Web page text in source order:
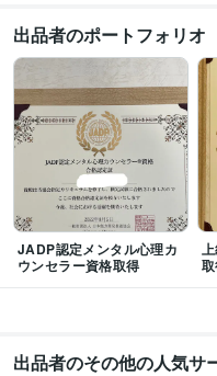
年
JADP認定メンタル心理カウンセ
上級心理カウンセラー 取得年 :
得意分野
占い ルノルマンカード、タロ
結婚 仕事 浮気
出品者のポートフォリオ
JADP認定メンタル心理カ
ウンセラー資格取得
出品者のその他の人気サ